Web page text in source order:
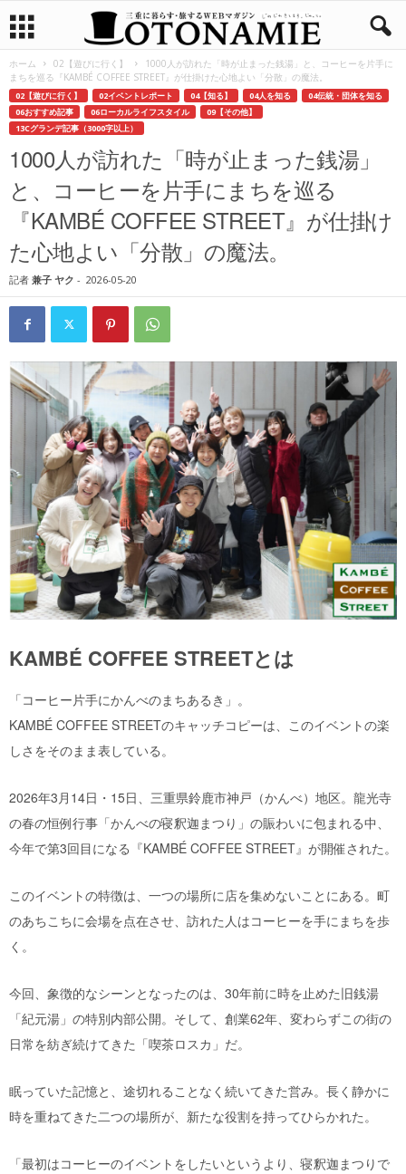
ホーム 02【遊びに行く】
1000人が訪れた「時が止まった銭湯」と、コーヒーを片手に
まちを巡る『KAMBÉ COFFEE STREET』が仕掛けた心地よい「分散」の魔法。
02【遊びに行く】 02イベントレポート 04【知る】 04人を知る
04伝統・団体を知る
06おすすめ記事
06ローカルライフスタイル
09【その他】
13Cグランデ記事（3000字以上）
1000人が訪れた「時が止まった銭湯」
と、コーヒーを片手にまちを巡る
『KAMBÉ COFFEE STREET』が仕掛け
た心地よい「分散」の魔法。
記者 兼子 ヤク - 2026-05-20
KAMBÉ COFFEE STREETとは
「コーヒー片手にかんべのまちあるき」。
KAMBÉ COFFEE STREETのキャッチコピーは、このイベントの楽
しさをそのまま表している。
2026年3月14日・15日、三重県鈴鹿市神戸（かんべ）地区。龍光寺
の春の恒例行事「かんべの寝釈迦まつり」の賑わいに包まれる中、
今年で第3回目になる『KAMBÉ COFFEE STREET』が開催された。
このイベントの特徴は、一つの場所に店を集めないことにある。町
のあちこちに会場を点在させ、訪れた人はコーヒーを手にまちを歩
く。
今回、象徴的なシーンとなったのは、30年前に時を止めた旧銭湯
「紀元湯」の特別内部公開。そして、創業62年、変わらずこの街の
日常を紡ぎ続けてきた「喫茶ロスカ」だ。
眠っていた記憶と、途切れることなく続いてきた営み。長く静かに
時を重ねてきた二つの場所が、新たな役割を持ってひらかれた。
「最初はコーヒーのイベントをしたいというより、寝釈迦まつりで